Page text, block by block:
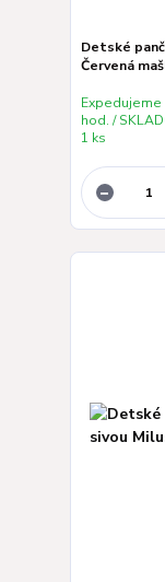
Detské
Červená
Expedujeme
hod. /
1 ks